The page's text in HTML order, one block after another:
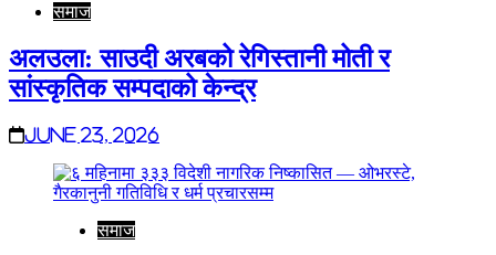
समाज
अलउला: साउदी अरबको रेगिस्तानी मोती र
सांस्कृतिक सम्पदाको केन्द्र
June 23, 2026
समाज